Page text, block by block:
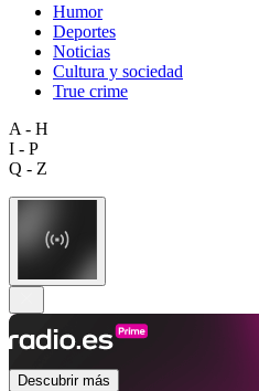
Humor
Deportes
Noticias
Cultura y sociedad
True crime
A - H
I - P
Q - Z
Descubrir más